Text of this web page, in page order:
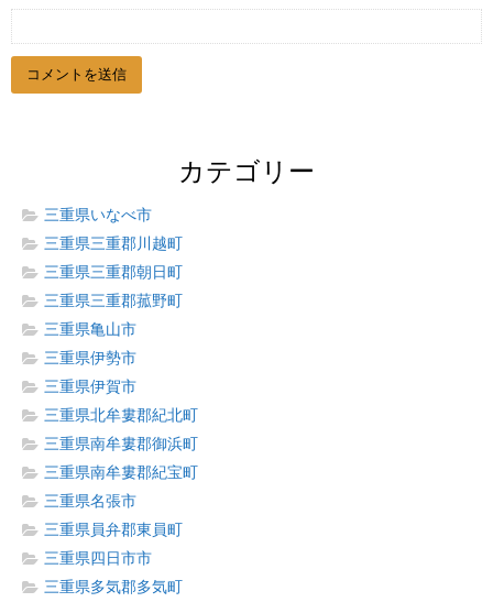
カテゴリー
三重県いなべ市
三重県三重郡川越町
三重県三重郡朝日町
三重県三重郡菰野町
三重県亀山市
三重県伊勢市
三重県伊賀市
三重県北牟婁郡紀北町
三重県南牟婁郡御浜町
三重県南牟婁郡紀宝町
三重県名張市
三重県員弁郡東員町
三重県四日市市
三重県多気郡多気町